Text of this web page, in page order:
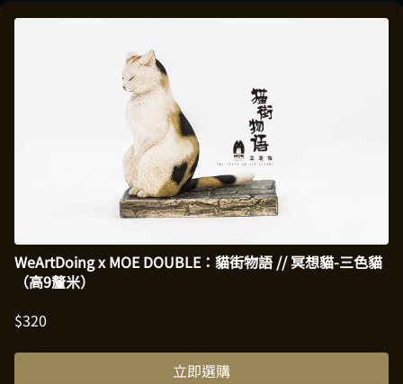
WeArtDoing x MOE DOUBLE：貓街物語 // 冥想貓-三色貓
（高9釐米）
$320
立即選購